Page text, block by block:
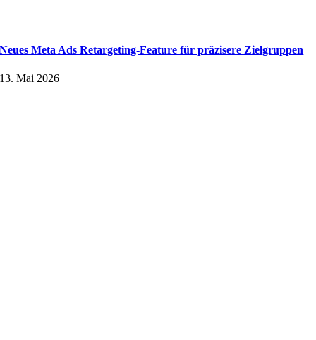
Neues Meta Ads Retargeting-Feature für präzisere Zielgruppen
13. Mai 2026